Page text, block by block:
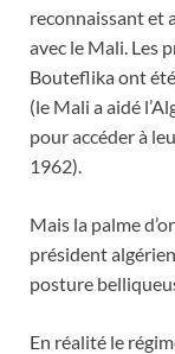
reconnaissant et
avec le Mali. Les
Bouteflika ont
(le Mali a aidé
pour accéder à
1962).
Mais la palme
président
posture
En réalité le